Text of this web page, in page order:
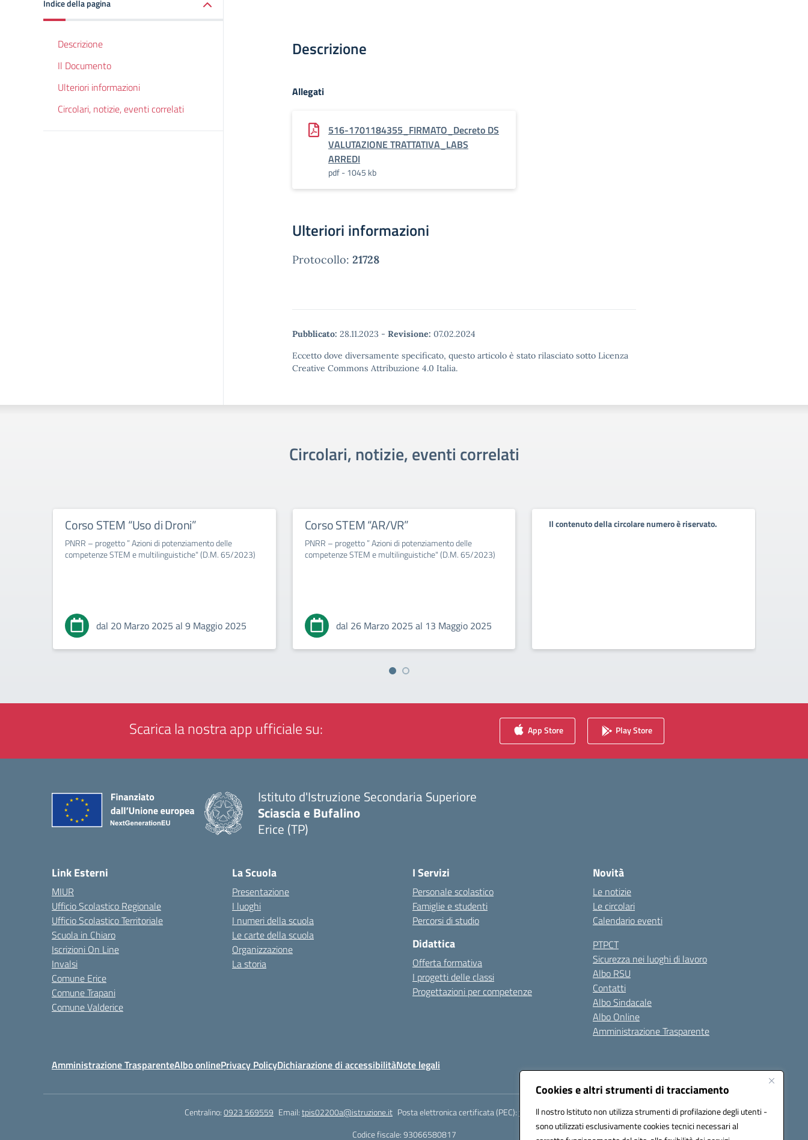
Cookies e altri strumenti di tracciamento
Il nostro Istituto non utilizza strumenti di profilazione degli utenti -
sono utilizzati esclusivamente cookies tecnici necessari al
Indice della pagina
Descrizione
Il Documento
Ulteriori informazioni
Circolari, notizie, eventi correlati
Descrizione
Allegati
516-1701184355_FIRMATO_Decreto DS
VALUTAZIONE TRATTATIVA_LABS
ARREDI
pdf - 1045 kb
Ulteriori informazioni
Protocollo: 21728
Pubblicato: 28.11.2023 - Revisione: 07.02.2024
Eccetto dove diversamente specificato, questo articolo è stato rilasciato sotto Licenza
Creative Commons Attribuzione 4.0 Italia.
Circolari, notizie, eventi correlati
Corso STEM “Uso di Droni”
PNRR – progetto ” Azioni di potenziamento delle
competenze STEM e multilinguistiche" (D.M. 65/2023)
dal 20 Marzo 2025 al 9 Maggio 2025
Corso STEM “AR/VR”
PNRR – progetto ” Azioni di potenziamento delle
competenze STEM e multilinguistiche" (D.M. 65/2023)
dal 26 Marzo 2025 al 13 Maggio 2025
Il contenuto della circolare numero è riservato.
Scarica la nostra app ufficiale su: App Store Play Store
Istituto d'Istruzione Secondaria Superiore
Sciascia e Bufalino
Erice (TP)
Link Esterni
MIUR
Ufficio Scolastico Regionale
Ufficio Scolastico Territoriale
Scuola in Chiaro
Iscrizioni On Line
Invalsi
Comune Erice
Comune Trapani
Comune Valderice
La Scuola
Presentazione
I luoghi
I numeri della scuola
Le carte della scuola
Organizzazione
La storia
I Servizi
Personale scolastico
Famiglie e studenti
Percorsi di studio
Didattica
Offerta formativa
I progetti delle classi
Progettazioni per competenze
Novità
Le notizie
Le circolari
Calendario eventi
PTPCT
Sicurezza nei luoghi di lavoro
Albo RSU
Contatti
Albo Sindacale
Albo Online
Amministrazione Trasparente
Amministrazione TrasparenteAlbo onlinePrivacy PolicyDichiarazione di accessibilitàNote legali
Centralino:0923 569559 Email:tpis02200a@istruzione.it Posta elettronica certificata (PEC):tpis02200a@pec.istruzione.it
Codice fiscale: 93066580817